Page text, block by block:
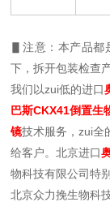
▋注意：本产品都
下，拆开包装检查
我们以zui低的进口
巴斯CKX41倒置生
镜技术服务，zui全
给客户。北京进口
物科技有限公司特
北京众力挽生物科